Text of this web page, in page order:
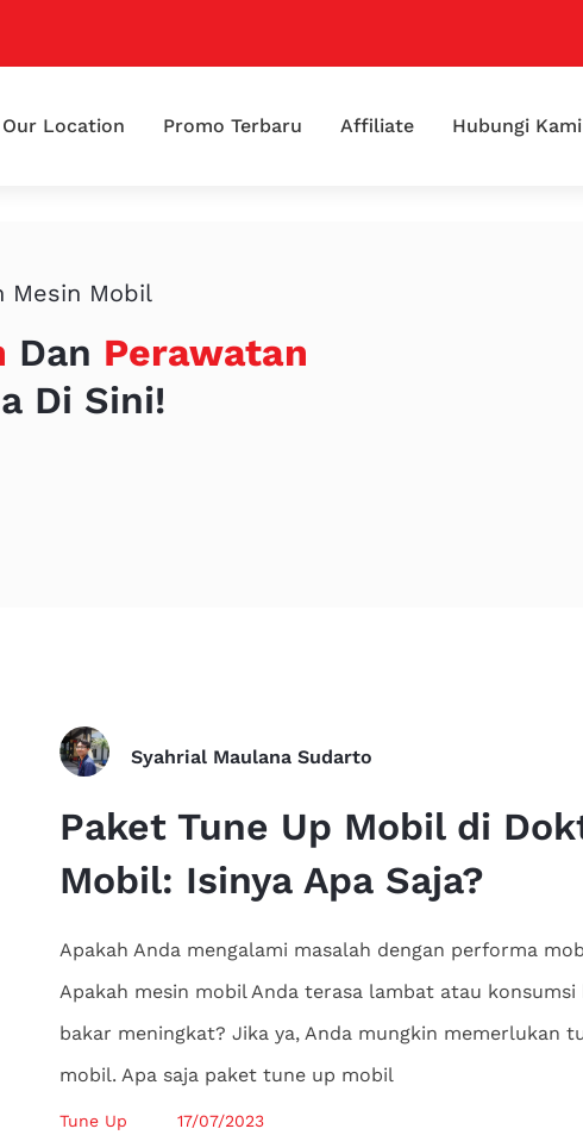
Our Location Promo Terbaru Affiliate Hubungi Kami
Mesin Mobil
Dan Perawatan
Di Sini!
Syahrial Maulana Sudarto
Paket Tune Up Mobil di
Mobil: Isinya Apa Saja?
Apakah Anda mengalami masalah dengan performa
Apakah mesin mobil Anda terasa lambat atau konsumsi
bakar meningkat? Jika ya, Anda mungkin memerlukan
mobil. Apa saja paket tune up mobil
Tune Up 17/07/2023